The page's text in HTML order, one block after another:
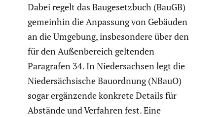
Dabei regelt das Bauge­setz­buch (BauGB)
gemeinhin die Anpassung von Gebäuden
an die Umgebung, insbe­son­dere über den
für den Außen­be­reich geltenden
Paragrafen 34. In Nieder­sachsen legt die
Nieder­säch­si­sche Bauord­nung (NBauO)
sogar ergän­zende konkrete Details für
Abstände und Verfahren fest. Eine